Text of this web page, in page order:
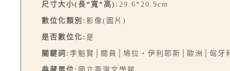
尺寸大小(長*寬*高): 29.6*20.9cm
數位化類別: 影像(圖片)
是否數位化: 是
關鍵詞: 李魁賢│關員│鳩拉‧伊利耶斯│歐洲│匈牙